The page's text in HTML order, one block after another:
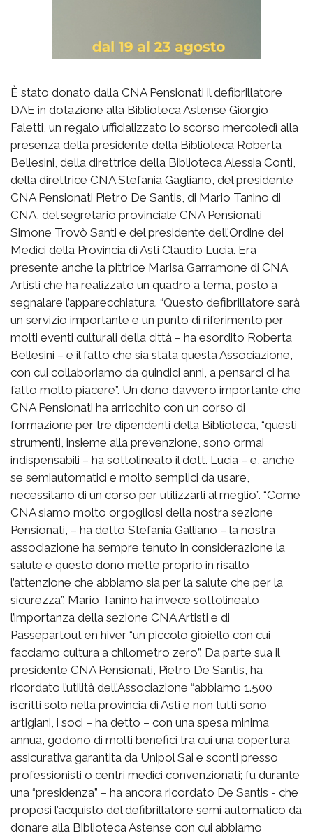
È stato donato dalla CNA Pensionati il defibrillatore
DAE in dotazione alla Biblioteca Astense Giorgio
Faletti, un regalo ufficializzato lo scorso mercoledì alla
presenza della presidente della Biblioteca Roberta
Bellesini, della direttrice della Biblioteca Alessia Conti,
della direttrice CNA Stefania Gagliano, del presidente
CNA Pensionati Pietro De Santis, di Mario Tanino di
CNA, del segretario provinciale CNA Pensionati
Simone Trovò Santi e del presidente dell’Ordine dei
Medici della Provincia di Asti Claudio Lucia. Era
presente anche la pittrice Marisa Garramone di CNA
Artisti che ha realizzato un quadro a tema, posto a
segnalare l’apparecchiatura. “Questo defibrillatore sarà
un servizio importante e un punto di riferimento per
molti eventi culturali della città – ha esordito Roberta
Bellesini – e il fatto che sia stata questa Associazione,
con cui collaboriamo da quindici anni, a pensarci ci ha
fatto molto piacere”. Un dono davvero importante che
CNA Pensionati ha arricchito con un corso di
formazione per tre dipendenti della Biblioteca, “questi
strumenti, insieme alla prevenzione, sono ormai
indispensabili – ha sottolineato il dott. Lucia – e, anche
se semiautomatici e molto semplici da usare,
necessitano di un corso per utilizzarli al meglio”. “Come
CNA siamo molto orgogliosi della nostra sezione
Pensionati, – ha detto Stefania Galliano – la nostra
associazione ha sempre tenuto in considerazione la
salute e questo dono mette proprio in risalto
l’attenzione che abbiamo sia per la salute che per la
sicurezza”. Mario Tanino ha invece sottolineato
l’importanza della sezione CNA Artisti e di
Passepartout en hiver “un piccolo gioiello con cui
facciamo cultura a chilometro zero”. Da parte sua il
presidente CNA Pensionati, Pietro De Santis, ha
ricordato l’utilità dell’Associazione “abbiamo 1.500
iscritti solo nella provincia di Asti e non tutti sono
artigiani, i soci – ha detto – con una spesa minima
annua, godono di molti benefici tra cui una copertura
assicurativa garantita da Unipol Sai e sconti presso
professionisti o centri medici convenzionati; fu durante
una “presidenza” – ha ancora ricordato De Santis - che
proposi l’acquisto del defibrillatore semi automatico da
donare alla Biblioteca Astense con cui abbiamo